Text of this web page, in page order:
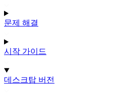
문제 해결
시작 가이드
데스크탑 버전